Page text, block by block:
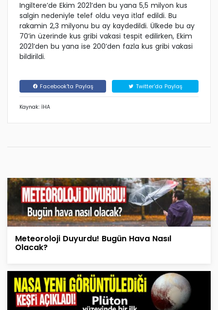
Ingiltere’de Ekim 2021’den bu yana 5,5 milyon kus
salgin nedeniyle telef oldu veya itlaf edildi. Bu
rakamin 2,3 milyonu bu ay kaydedildi. Ülkede bu ay
70’in üzerinde kus gribi vakasi tespit edilirken, Ekim
2021’den bu yana ise 200’den fazla kus gribi vakasi
bildirildi.
Facebook'ta Paylaş Twitter'da Paylaş
Kaynak: İHA
Meteoroloji Duyurdu! Bugün Hava Nasıl
Olacak?